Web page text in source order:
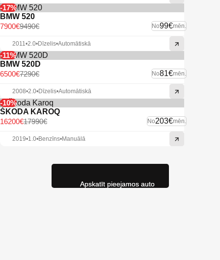
-17%
BMW 520
No99€mēn.
9490€
7900€
2011•2.0•Dīzelis•Automātiskā
-11%
BMW 520D
No81€mēn.
7290€
6500€
2008•2.0•Dīzelis•Automātiskā
-10%
ŠKODA KAROQ
No203€mēn.
17990€
16200€
2019•1.0•Benzīns•Manuālā